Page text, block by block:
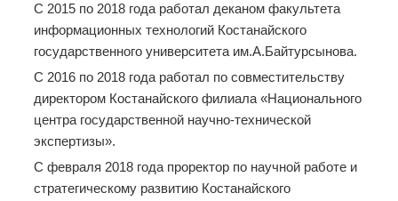
С 2015 по 2018 года работал деканом факультета
информационных технологий Костанайского
государственного университета им.А.Байтурсынова.
С 2016 по 2018 года работал по совместительству
директором Костанайского филиала «Национального
центра государственной научно-технической
экспертизы».
С февраля 2018 года проректор по научной работе и
стратегическому развитию Костанайского